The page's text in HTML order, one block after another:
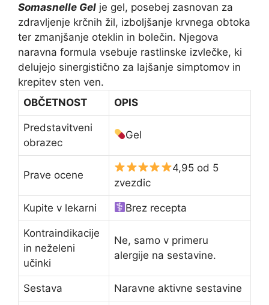
Somasnelle Gel je gel, posebej zasnovan za
zdravljenje krčnih žil, izboljšanje krvnega obtoka
ter zmanjšanje oteklin in bolečin. Njegova
naravna formula vsebuje rastlinske izvlečke, ki
delujejo sinergistično za lajšanje simptomov in
krepitev sten ven.
OBČETNOST
OPIS
Predstavitveni
obrazec
Gel
Prave ocene
4,95 od 5
zvezdic
Kupite v lekarni Brez recepta
Kontraindikacije
in neželeni
učinki
Ne, samo v primeru
alergije na sestavine.
Sestava Naravne aktivne sestavine